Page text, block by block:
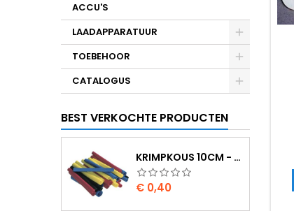
ACCU'S
LAADAPPARATUUR
TOEBEHOOR
CATALOGUS
BEST VERKOCHTE PRODUCTEN
KRIMPKOUS 10CM - 4,8 / 2,4 ZWART 2:1
Prijs
€ 0,40